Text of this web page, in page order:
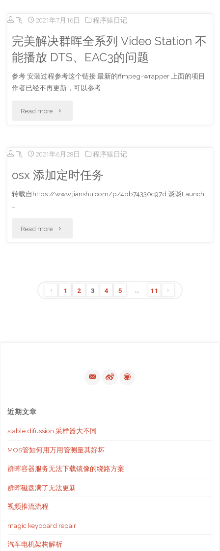
号"
知
识"
飞 2021年7月16日 程序猿日记
完美解决群晖全系列 Video Station 不
能播放 DTS、EAC3的问题
参考 安装过程参考这个链接 最新的ffmpeg-wrapper 上面的项目
作者已经不再更新，可以参考 …
Read more "完
全
题"
飞 2021年6月28日 程序猿日记
osx 添加定时任务
转载自https://www.jianshu.com/p/4bb74330c97d 谈谈Launch
Read more "osx
1 2 3 4 5 … 11
近期文章
stable difussion 采样器大不同
MOS管如何用万用管测量其好坏
群晖容器服务无法下载镜像的绕路方案
群晖磁盘满了无法更新
视频推流流程
magic keyboard repair
汽车电机架构解析